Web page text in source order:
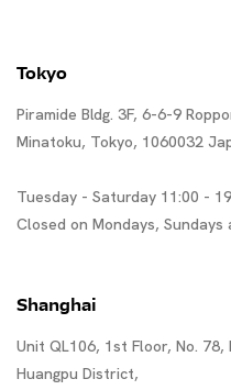
Tokyo
Piramide Bldg. 3F, 6-6-9
Minatoku, Tokyo, 1060032
Tuesday - Saturday 11:00 -
Closed on Mondays, Sundays
Shanghai
Unit QL106, 1st Floor, No. 78,
Huangpu District,